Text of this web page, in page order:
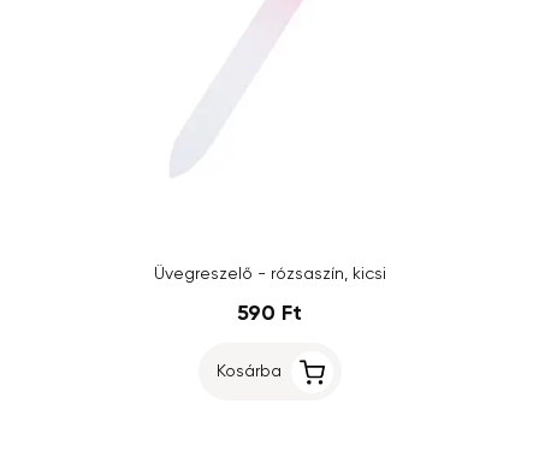
Üvegreszelő - rózsaszín, kicsi
590 Ft
Kosárba